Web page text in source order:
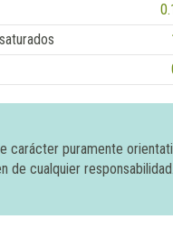
carácter puramente
de cualquier responsabilidad.